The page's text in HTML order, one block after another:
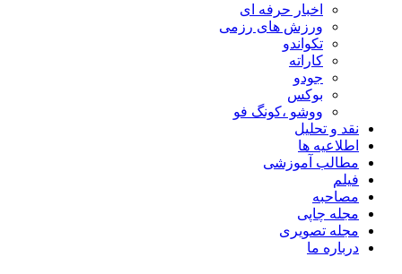
اخبار حرفه ای
ورزش های رزمی
تکواندو
کاراته
جودو
بوکس
ووشو ،کونگ فو
نقد و تحلیل
اطلاعیه ها
مطالب آموزشی
فیلم
مصاحبه
مجله چاپی
مجله تصویری
درباره ما